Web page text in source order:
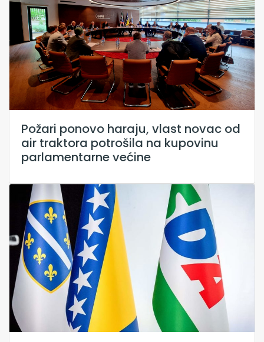
Požari ponovo haraju, vlast novac od
air traktora potrošila na kupovinu
parlamentarne većine